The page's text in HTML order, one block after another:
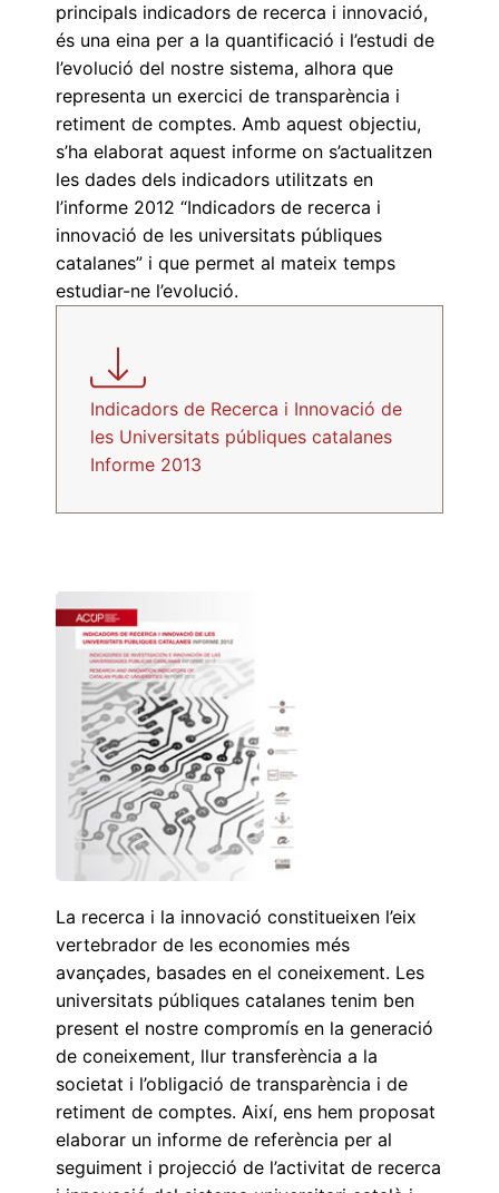
principals indicadors de recerca i innovació,
és una eina per a la quantificació i l’estudi de
l’evolució del nostre sistema, alhora que
representa un exercici de transparència i
retiment de comptes. Amb aquest objectiu,
s’ha elaborat aquest informe on s’actualitzen
les dades dels indicadors utilitzats en
l’informe 2012 “Indicadors de recerca i
innovació de les universitats públiques
catalanes” i que permet al mateix temps
estudiar-ne l’evolució.
Indicadors de Recerca i Innovació de
les Universitats públiques catalanes
Informe 2013
La recerca i la innovació constitueixen l’eix
vertebrador de les economies més
avançades, basades en el coneixement. Les
universitats públiques catalanes tenim ben
present el nostre compromís en la generació
de coneixement, llur transferència a la
societat i l’obligació de transparència i de
retiment de comptes. Així, ens hem proposat
elaborar un informe de referència per al
seguiment i projecció de l’activitat de recerca